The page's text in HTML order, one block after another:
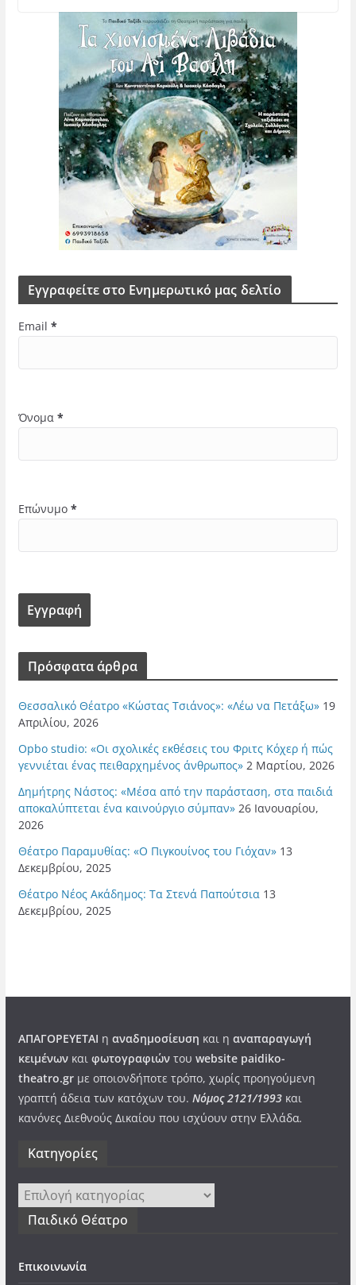
Εγγραφείτε στο Ενημερωτικό μας δελτίο
Email *
Όνομα *
Επώνυμο *
Πρόσφατα άρθρα
Θεσσαλικό Θέατρο «Κώστας Τσιάνος»: «Λέω να Πετάξω» 19
Απριλίου, 2026
Opbo studio: «Οι σχολικές εκθέσεις του Φριτς Κόχερ ή πώς
γεννιέται ένας πειθαρχημένος άνθρωπος» 2 Μαρτίου, 2026
Δημήτρης Νάστος: «Μέσα από την παράσταση, στα παιδιά
αποκαλύπτεται ένα καινούργιο σύμπαν» 26 Ιανουαρίου,
2026
Θέατρο Παραμυθίας: «Ο Πιγκουίνος του Γιόχαν» 13
Δεκεμβρίου, 2025
Θέατρο Νέος Ακάδημος: Τα Στενά Παπούτσια 13
Δεκεμβρίου, 2025
ΑΠΑΓΟΡΕΥΕΤΑΙ η αναδημοσίευση και η αναπαραγωγή
κειμένωνκαι φωτογραφιώντου website paidiko-
theatro.grμε οποιονδήποτε τρόπο, χωρίς προηγούμενη
γραπτή άδεια των κατόχων του. Νόμος 2121/1993και
κανόνες Διεθνούς Δικαίου που ισχύουν στην Ελλάδα.
Kατηγορίες
Kατηγορίες
Παιδικό Θέατρο
Επικοινωνία